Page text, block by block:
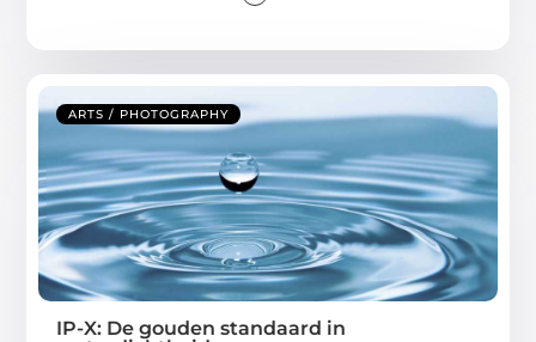
ARTS / PHOTOGRAPHY
IP-X: De gouden standaard in